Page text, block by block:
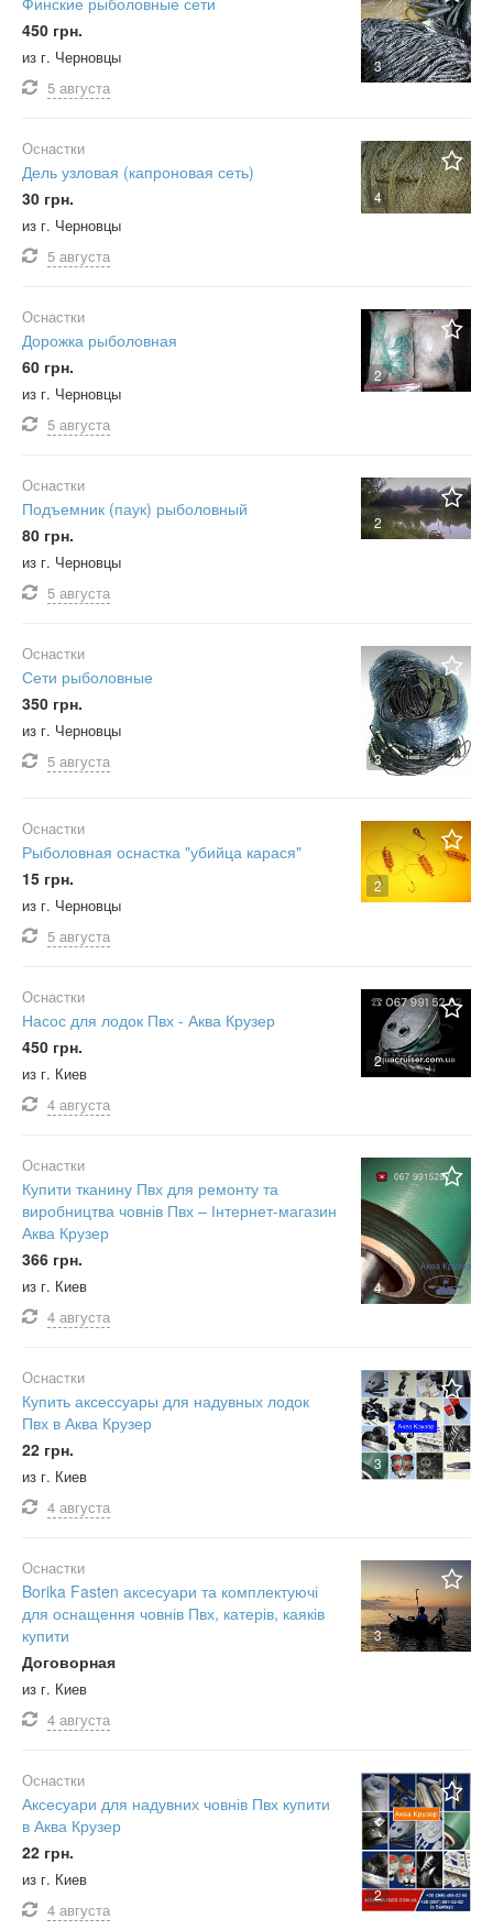
3
450 грн.
из г. Черновцы
5 августа
4
Оснастки
Дель узловая (капроновая сеть)
30 грн.
из г. Черновцы
5 августа
2
Оснастки
Дорожка рыболовная
60 грн.
из г. Черновцы
5 августа
2
Оснастки
Подъемник (паук) рыболовный
80 грн.
из г. Черновцы
5 августа
3
Оснастки
Сети рыболовные
350 грн.
из г. Черновцы
5 августа
2
Оснастки
Рыболовная оснастка "убийца карася"
15 грн.
из г. Черновцы
5 августа
2
Оснастки
Насос для лодок Пвх - Аква Крузер
450 грн.
из г. Киев
4 августа
4
Оснастки
Купити тканину Пвх для ремонту та
виробництва човнів Пвх – Інтернет-магазин
Аква Крузер
366 грн.
из г. Киев
4 августа
3
Оснастки
Купить аксессуары для надувных лодок
Пвх в Аква Крузер
22 грн.
из г. Киев
4 августа
3
Оснастки
Borika Fasten аксесуари та комплектуючі
для оснащення човнів Пвх, катерів, каяків
купити
Договорная
из г. Киев
4 августа
2
Оснастки
Аксесуари для надувних човнів Пвх купити
в Аква Крузер
22 грн.
из г. Киев
4 августа